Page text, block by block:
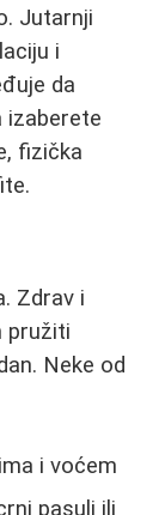
Jutarnji
i
da
izaberete
fizička
Zdrav i
pružiti
Neke od
i voćem
pasulj ili